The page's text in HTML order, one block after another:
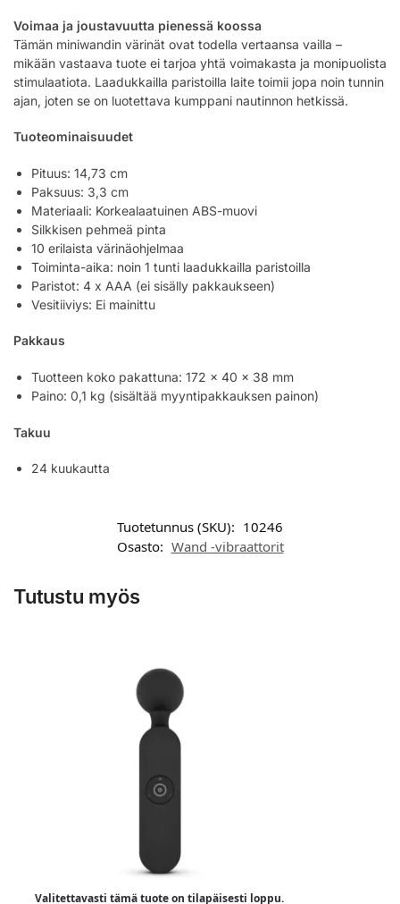
Voimaa ja joustavuutta pienessä koossa
Tämän miniwandin värinät ovat todella vertaansa vailla –
mikään vastaava tuote ei tarjoa yhtä voimakasta ja monipuolista
stimulaatiota. Laadukkailla paristoilla laite toimii jopa noin tunnin
ajan, joten se on luotettava kumppani nautinnon hetkissä.
Tuoteominaisuudet
Pituus: 14,73 cm
Paksuus: 3,3 cm
Materiaali: Korkealaatuinen ABS-muovi
Silkkisen pehmeä pinta
10 erilaista värinäohjelmaa
Toiminta-aika: noin 1 tunti laadukkailla paristoilla
Paristot: 4 x AAA (ei sisälly pakkaukseen)
Vesitiiviys: Ei mainittu
Pakkaus
Tuotteen koko pakattuna: 172 x 40 x 38 mm
Paino: 0,1 kg (sisältää myyntipakkauksen painon)
Takuu
24 kuukautta
Tuotetunnus (SKU): 10246
Osasto: Wand -vibraattorit
Tutustu myös
Valitettavasti tämä tuote on tilapäisesti loppu.